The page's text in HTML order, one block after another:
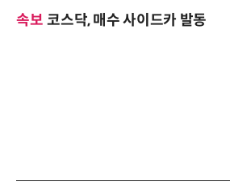
속보 코스닥, 매수 사이드카 발동